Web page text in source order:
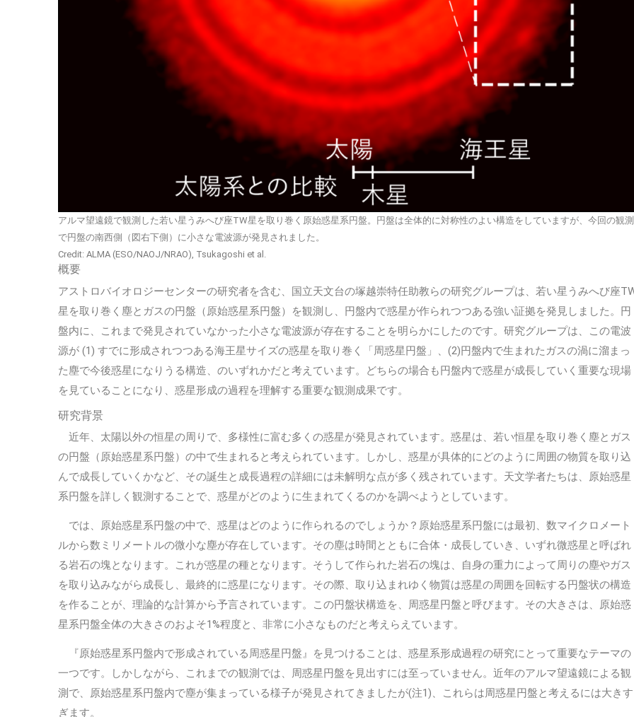
アルマ望遠鏡で観測した若い星うみへび座TW星を取り巻く原始惑星系円盤。円盤は全体的に対称性のよい構造をしていますが、今回の観測
で円盤の南西側（図右下側）に小さな電波源が発見されました。
Credit: ALMA (ESO/NAOJ/NRAO), Tsukagoshi et al.
概要
アストロバイオロジーセンターの研究者を含む、国立天文台の塚越崇特任助教らの研究グループは、若い星うみへび座
星を取り巻く塵とガスの円盤（原始惑星系円盤）を観測し、円盤内で惑星が作られつつある強い証拠を発見しました。円
盤内に、これまで発見されていなかった小さな電波源が存在することを明らかにしたのです。研究グループは、この電波
源が (1) すでに形成されつつある海王星サイズの惑星を取り巻く「周惑星円盤」、(2)円盤内で生まれたガスの渦に溜まっ
た塵で今後惑星になりうる構造、のいずれかだと考えています。どちらの場合も円盤内で惑星が成長していく重要な現場
を見ていることになり、惑星形成の過程を理解する重要な観測成果です。
研究背景
近年、太陽以外の恒星の周りで、多様性に富む多くの惑星が発見されています。惑星は、若い恒星を取り巻く塵とガス
の円盤（原始惑星系円盤）の中で生まれると考えられています。しかし、惑星が具体的にどのように周囲の物質を取り込
んで成長していくかなど、その誕生と成長過程の詳細には未解明な点が多く残されています。天文学者たちは、原始惑星
系円盤を詳しく観測することで、惑星がどのように生まれてくるのかを調べようとしています。
では、原始惑星系円盤の中で、惑星はどのように作られるのでしょうか？原始惑星系円盤には最初、数マイクロメート
ルから数ミリメートルの微小な塵が存在しています。その塵は時間とともに合体・成長していき、いずれ微惑星と呼ばれ
る岩石の塊となります。これが惑星の種となります。そうして作られた岩石の塊は、自身の重力によって周りの塵やガス
を取り込みながら成長し、最終的に惑星になります。その際、取り込まれゆく物質は惑星の周囲を回転する円盤状の構造
を作ることが、理論的な計算から予言されています。この円盤状構造を、周惑星円盤と呼びます。その大きさは、原始惑
星系円盤全体の大きさのおよそ1%程度と、非常に小さなものだと考えらえています。
『原始惑星系円盤内で形成されている周惑星円盤』を見つけることは、惑星系形成過程の研究にとって重要なテーマの
一つです。しかしながら、これまでの観測では、周惑星円盤を見出すには至っていません。近年のアルマ望遠鏡による観
測で、原始惑星系円盤内で塵が集まっている様子が発見されてきましたが(注1)、これらは周惑星円盤と考えるには大きす
ぎます。